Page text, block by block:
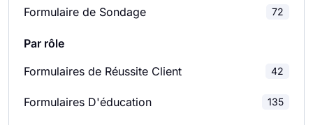
Formulaires de paiement 68
Formulaires d'inscription
Formulaires de Rapport
Formulaire de Sondage 72
Par rôle
Formulaires de Réussite Client
42
Formulaires D'éducation 135